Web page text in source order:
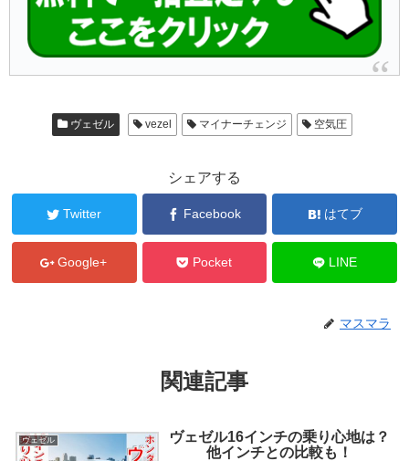
ヴェゼル vezel マイナーチェンジ 空気圧
シェアする
Twitter Facebook はてブ
Google+ Pocket LINE
マスマラ
関連記事
ヴェゼル
ヴェゼル16インチの乗り心地は？
他インチとの比較も！